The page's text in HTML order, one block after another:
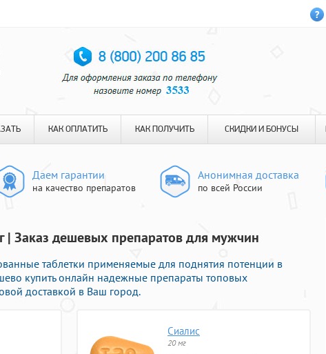
КАК ОПЛАТИТЬ КАК ПОЛУЧИТЬ СКИДКИ И БОНУСЫ
Даем гарантии
на качество препаратов
Анонимная доставка
по всей России
| Заказ дешевых препаратов для мужчин
таблетки применяемые для поднятия потенции в
купить онлайн надежные препараты топовых
доставкой в Ваш город.
Сиалис
20 мг